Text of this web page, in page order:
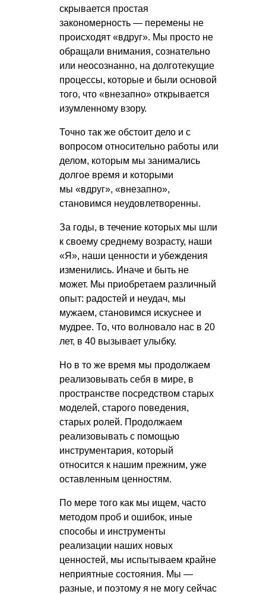
скрывается простая
закономерность — перемены не
происходят «вдруг». Мы просто не
обращали внимания, сознательно
или неосознанно, на долготекущие
процессы, которые и были основой
того, что «внезапно» открывается
изумленному взору.
Точно так же обстоит дело и с
вопросом относительно работы или
делом, которым мы занимались
долгое время и которыми
мы «вдруг», «внезапно»,
становимся неудовлетворенны.
За годы, в течение которых мы шли
к своему среднему возрасту, наши
«Я», наши ценности и убеждения
изменились. Иначе и быть не
может. Мы приобретаем различный
опыт: радостей и неудач, мы
мужаем, становимся искуснее и
мудрее. То, что волновало нас в 20
лет, в 40 вызывает улыбку.
Но в то же время мы продолжаем
реализовывать себя в мире, в
пространстве посредством старых
моделей, старого поведения,
старых ролей. Продолжаем
реализовывать с помощью
инструментария, который
относится к нашим прежним, уже
оставленным ценностям.
По мере того как мы ищем, часто
методом проб и ошибок, иные
способы и инструменты
реализации наших новых
ценностей, мы испытываем крайне
неприятные состояния. Мы —
разные, и поэтому я не могу сейчас